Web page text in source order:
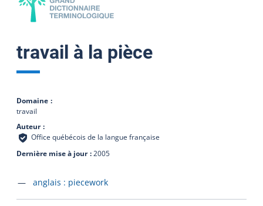
travail à la pièce
Domaine
travail
Auteur
Office québécois de la langue française
Dernière mise à jour 2005
Accéder à la fiche en
anglais : piecework